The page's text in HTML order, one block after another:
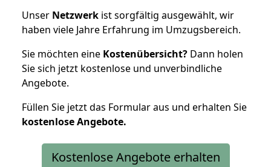
Unser Netzwerk ist sorgfältig ausgewählt, wir
haben viele Jahre Erfahrung im Umzugsbereich.
Sie möchten eine Kostenübersicht? Dann holen
Sie sich jetzt kostenlose und unverbindliche
Angebote.
Füllen Sie jetzt das Formular aus und erhalten Sie
kostenloseAngebote.
Kostenlose Angebote erhalten